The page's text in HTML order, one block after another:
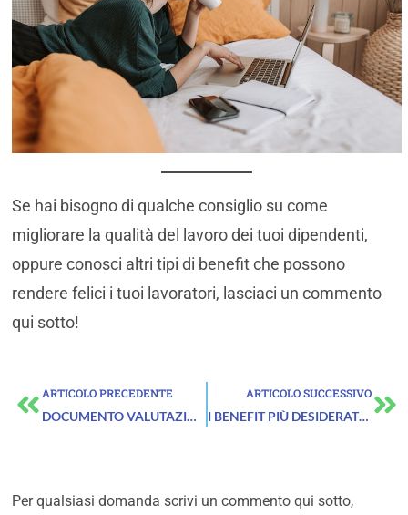
Se hai bisogno di qualche consiglio su come
migliorare la qualità del lavoro dei tuoi dipendenti,
oppure conosci altri tipi di benefit che possono
rendere felici i tuoi lavoratori, lasciaci un commento
qui sotto!
ARTICOLO PRECEDENTE
DOCUMENTO VALUTAZIONE DEI RISCHI o DVR (Novità 2025)
ARTICOLO SUCCESSIVO
I BENEFIT PIÙ DESIDERATI DAI GIOVANI
Per qualsiasi domanda scrivi un commento qui sotto,